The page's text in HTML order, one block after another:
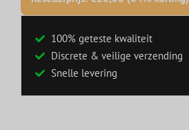
100% geteste kwaliteit
Discrete & veilige verzending
Snelle levering